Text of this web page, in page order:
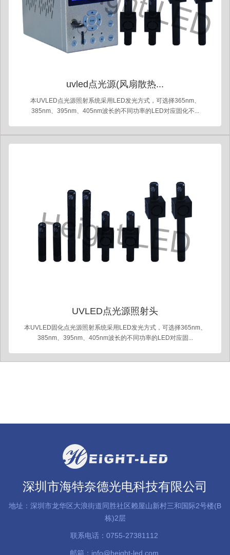
uvled点光源(风扇散热...
本UVLED点光源照射系统采用LED发光方式，可选择365nm、
385nm、395nm、405nm波长的不同功率的LED对应固化不...
UVLED点光源照射头
本UVLED固化点光源照射系统采用LED发光方式，可选择365nm、
385nm、395nm、405nm波长的不同功率的LED对应固...
深圳市海特奈德光电科技有限公司
地址：深圳市龙华区大浪街道同胜社区赖屋山新村三和国际2号楼(B
栋)2层
联系电话：0755-27381112
邮箱：info@height-led.com